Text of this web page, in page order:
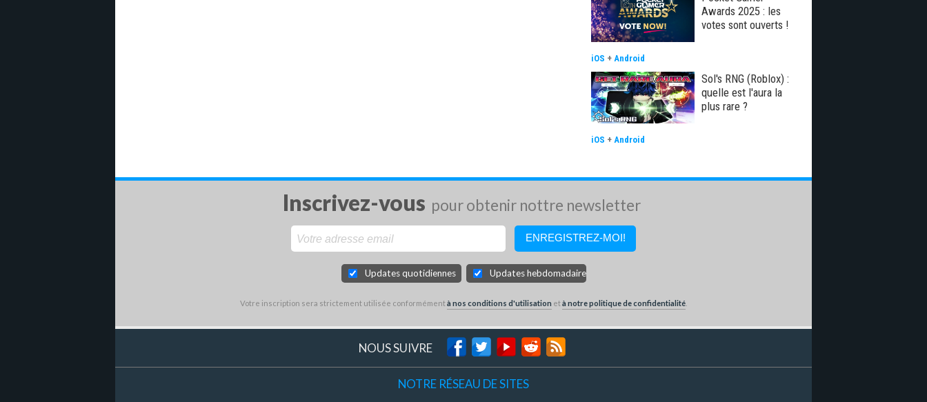
Awards 2025 : les
votes sont ouverts !
iOS + Android
Sol's RNG (Roblox) :
quelle est l'aura la
plus rare ?
iOS + Android
Inscrivez-vous pour obtenir nottre newsletter
Updates quotidiennes Updates hebdomadaires
Votre inscription sera strictement utilisée conformémentà nos conditions d'utilisation età notre politique de confidentialité
NOUS SUIVRE
NOTRE RÉSEAU DE SITES